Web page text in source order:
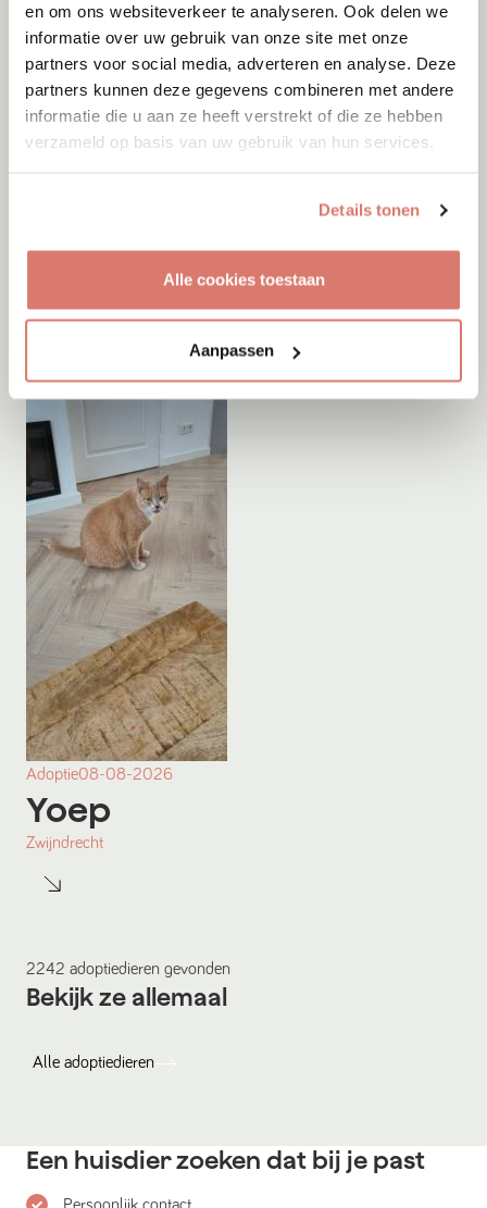
en om ons websiteverkeer te analyseren. Ook delen we
informatie over uw gebruik van onze site met onze
partners voor social media, adverteren en analyse. Deze
partners kunnen deze gegevens combineren met andere
informatie die u aan ze heeft verstrekt of die ze hebben
verzameld op basis van uw gebruik van hun services.
Details tonen
Alle cookies toestaan
Aanpassen
Adoptie08-08-2026
Yoep
Zwijndrecht
2242 adoptiedieren gevonden
Bekijk ze allemaal
Alle adoptiedieren
Een huisdier zoeken dat bij je past
Persoonlijk contact